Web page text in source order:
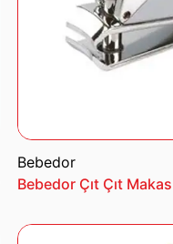
Bebedor
Bebedor Çıt Çıt